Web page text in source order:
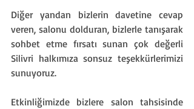
Diğer yandan bizlerin davetine cevap
veren, salonu dolduran, bizlerle tanışarak
sohbet etme fırsatı sunan çok değerli
Silivri halkımıza sonsuz teşekkürlerimizi
sunuyoruz.
Etkinliğimizde bizlere salon tahsisinde